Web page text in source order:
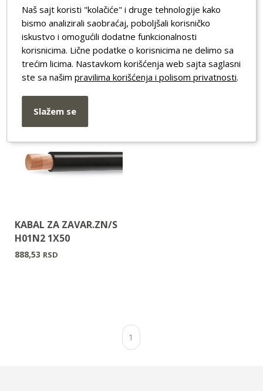
Mrežni, optički i
koaksijalni kablovi
KABAL ZA ZAVAR.ZN/S
H01N2 1X50
888,53 RSD
1
Naš sajt koristi "kolačiće" i druge tehnologije kako
bismo analizirali saobraćaj, poboljšali korisničko
iskustvo i omogućili dodatne funkcionalnosti
korisnicima. Lične podatke o korisnicima ne delimo sa
trećim licima. Nastavkom korišćenja web sajta saglasni
ste sa našimpravilima korišćenja i polisom privatnosti.
Slažem se